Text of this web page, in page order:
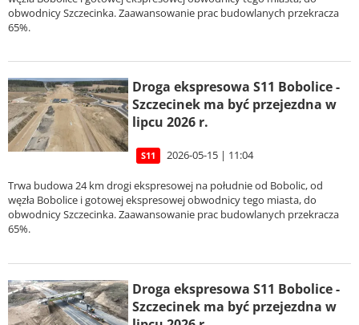
obwodnicy Szczecinka. Zaawansowanie prac budowlanych przekracza
65%.
Droga ekspresowa S11 Bobolice -
Szczecinek ma być przejezdna w
lipcu 2026 r.
S11 2026-05-15 | 11:04
Trwa budowa 24 km drogi ekspresowej na południe od Bobolic, od
węzła Bobolice i gotowej ekspresowej obwodnicy tego miasta, do
obwodnicy Szczecinka. Zaawansowanie prac budowlanych przekracza
65%.
Droga ekspresowa S11 Bobolice -
Szczecinek ma być przejezdna w